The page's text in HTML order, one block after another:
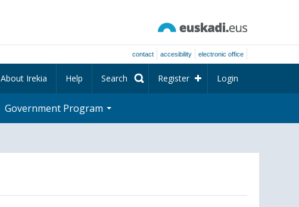
contact accesibility electronic office
About Irekia Help Search Register Login
Government Program